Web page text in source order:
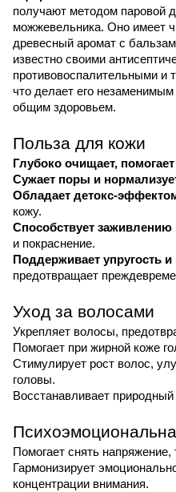
получают методом паровой
можжевельника. Оно имеет
древесный аромат с
известно своими
противовоспалительными и
что делает его
общим здоровьем.
Польза для кожи
Глубоко очищает,
Сужает поры и
Обладает детокс-
кожу.
Способствует заживлению
и покраснение.
Поддерживает упругость
предотвращает
Уход за волосами
Укрепляет волосы,
Помогает при жирной коже
Стимулирует рост волос,
головы.
Восстанавливает
Помогает снять напряжение,
Гармонизирует
концентрации внимания.